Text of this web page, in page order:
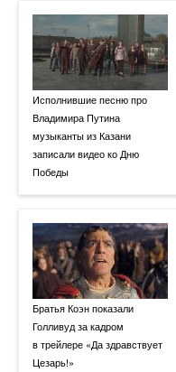
Исполнившие песню про
Владимира Путина
музыканты из Казани
записали видео ко Дню
Победы
Братья Коэн показали
Голливуд за кадром
в трейлере «Да здравствует
Цезарь!»